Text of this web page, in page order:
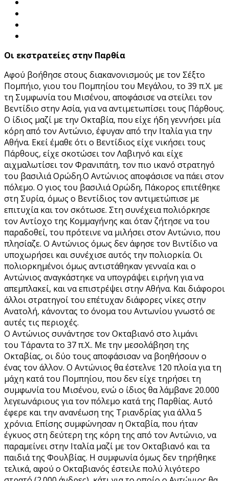
Οι εκστρατείες στην Παρθία
Αφού βοήθησε στους διακανονισμούς με τον Σέξτο
Πομπήιο, γιου του Πομπηίου του Μεγάλου, το 39 π.Χ. με
τη Συμφωνία του Μισένου, αποφάσισε να στείλει τον
Βεντίδιο στην Ασία, για να αντιμετωπίσει τους Πάρθους.
Ο ίδιος μαζί με την Οκταβία, που είχε ήδη γεννήσει μία
κόρη από τον Αντώνιο, έφυγαν από την Ιταλία για την
Αθήνα. Εκεί έμαθε ότι ο Βεντίδιος είχε νικήσει τους
Πάρθους, είχε σκοτώσει τον Λαβιηνό και είχε
αιχμαλωτίσει τον Φρανιπάτη, τον πιο ικανό στρατηγό
του βασιλιά Ορώδη.Ο Αντώνιος αποφάσισε να πάει στον
πόλεμο. Ο γιος του βασιλιά Ορώδη, Πάκορος επιτέθηκε
στη Συρία, όμως ο Βεντίδιος τον αντιμετώπισε με
επιτυχία και τον σκότωσε. Στη συνέχεια πολιόρκησε
τον Αντίοχο της Κομμαγήνης και όταν ζήτησε να του
παραδοθεί, του πρότεινε να μιλήσει στον Αντώνιο, που
πλησίαζε. Ο Αντώνιος όμως δεν άφησε τον Βιντίδιο να
υποχωρήσει και συνέχισε αυτός την πολιορκία. Οι
πολιορκημένοι όμως αντιστάθηκαν γενναία και ο
Αντώνιος αναγκάστηκε να υπογράψει ειρήνη για να
απεμπλακεί, και να επιστρέψει στην Αθήνα. Και διάφοροι
άλλοι στρατηγοί του επέτυχαν διάφορες νίκες στην
Ανατολή, κάνοντας το όνομα του Αντωνίου γνωστό σε
αυτές τις περιοχές.
Ο Αντώνιος συνάντησε τον Οκταβιανό στο λιμάνι
του Τάραντα το 37 π.Χ.. Με την μεσολάβηση της
Οκταβίας, οι δύο τους αποφάσισαν να βοηθήσουν ο
ένας τον άλλον. Ο Αντώνιος θα έστελνε 120 πλοία για τη
μάχη κατά του Πομπηίου, που δεν είχε τηρήσει τη
συμφωνία του Μισένου, ενώ ο ίδιος θα λάμβανε 20.000
λεγεωνάριους για τον πόλεμο κατά της Παρθίας. Αυτό
έφερε και την ανανέωση της Τριανδρίας για άλλα 5
χρόνια. Επίσης συμφώνησαν η Οκταβία, που ήταν
έγκυος στη δεύτερη της κόρη της από τον Αντώνιο, να
παραμείνει στην Ιταλία μαζί με τον Οκταβιανό και τα
παιδιά της Φουλβίας. Η συμφωνία όμως δεν τηρήθηκε
τελικά, αφού ο Οκταβιανός έστειλε πολύ λιγότερο